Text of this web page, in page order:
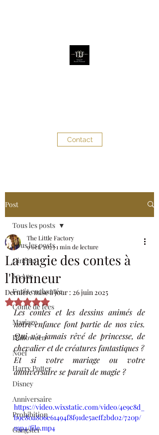
Contact
Post
Tous les posts
Cinéma
60 Ans
Forêt enchantée
Conte de fées
Mariage
Halloween
Noël
Harry Potter
Disney
Anniversaire
Prohibition
Gangster
Tous les posts
La magie des contes à
l'honneur
The Little Factory
9 oct. 20231 min de lecture
Dernière mise à jour : 26 juin 2025
Noté NaN étoiles sur 5.
Les contes et les dessins animés de
notre enfance font partie de nos vies.
Qui n'a jamais rêvé de princesse, de
chevalier et de créatures fantastiques ?
Et si votre mariage ou votre
anniversaire se paraît de magie ?
https://video.wixstatic.com/video/4e9c8d_
b9e80a806e61494f8f91de5aeff2bd02/720p/
mp4/file.mp4